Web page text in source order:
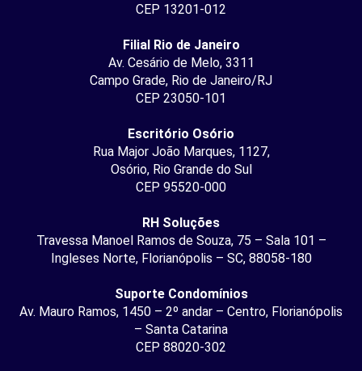
CEP 13201-012
Filial Rio de Janeiro
Av. Cesário de Melo, 3311
Campo Grade, Rio de Janeiro/RJ
CEP 23050-101
Escritório Osório
Rua Major João Marques, 1127,
Osório, Rio Grande do Sul
CEP 95520-000
RH Soluções
Travessa Manoel Ramos de Souza, 75 – Sala 101 –
Ingleses Norte, Florianópolis – SC, 88058-180
Suporte Condomínios
Av. Mauro Ramos, 1450 – 2º andar – Centro, Florianópolis
– Santa Catarina
CEP 88020-302